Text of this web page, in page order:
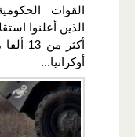
القوات
أكثر
أوكرانيا...